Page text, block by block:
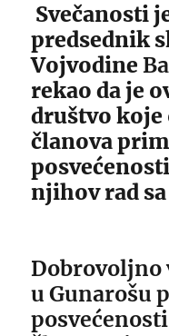
Svečanosti
predsednik
Vojvodine
rekao da je
društvo koje
članova
njihov rad
Dobrovoljno
u Gunarošu